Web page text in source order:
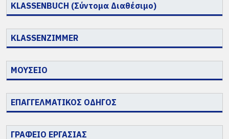
KLASSENBUCH (Σύντομα Διαθέσιμο)
KLASSENZIMMER
ΜΟΥΣΕΙΟ
ΕΠΑΓΓΕΛΜΑΤΙΚΟΣ ΟΔΗΓΟΣ
ΓΡΑΦΕΙΟ ΕΡΓΑΣΙΑΣ